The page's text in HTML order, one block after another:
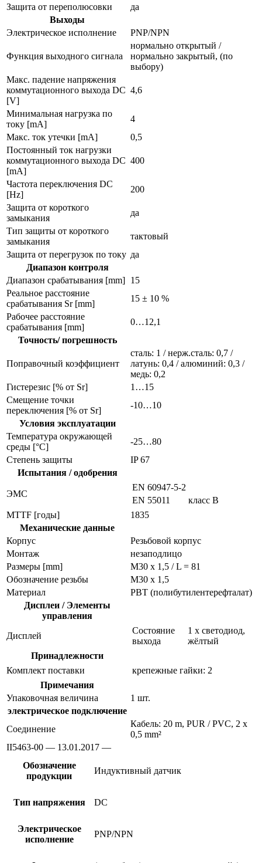
Защита от переполюсовки
да
Выходы
Электрическое исполнение
PNP/NPN
Функция выходного сигнала
нормально открытый /
нормально закрытый, (по
выбору)
Макс. падение напряжения
коммутационного выхода DC
[V]
4,6
Минимальная нагрузка по
току [mA]
4
Макс. ток утечки [mA]
0,5
Постоянный ток нагрузки
коммутационного выхода DC
[mA]
400
Частота переключения DC
[Hz]
200
Защита от короткого
замыкания
да
Тип защиты от короткого
замыкания
тактовый
Защита от перегрузок по току да
Диапазон контроля
Диапазон срабатывания [mm] 15
Реальное расстояние
срабатывания Sr [mm]
15 ± 10 %
Рабочее расстояние
срабатывания [mm]
0…12,1
Точность/ погрешность
Поправочный коэффициент
сталь: 1 / нерж.сталь: 0,7 /
латунь: 0,4 / алюминий: 0,3 /
медь: 0,2
Гистерезис [% от Sr]
1…15
Смещение точки
переключения [% от Sr]
-10…10
Условия эксплуатации
Температура окружающей
среды [°C]
-25…80
Степень защиты
IP 67
Испытания / одобрения
ЭMC
EN 60947-5-2
EN 55011
класс B
MTTF [годы]
1835
Механические данные
Корпус
Резьбовой корпус
Монтаж
незаподлицо
Размеры [mm]
M30 x 1,5 / L = 81
Обозначение резьбы
M30 x 1,5
Материал
PBT (полибутилентерефталат)
Дисплеи / Элементы
управления
Дисплей
Состояние
выхода
1 x светодиод,
жёлтый
Принадлежности
Комплект поставки
крепежные гайки: 2
Примечания
Упаковочная величина
1 шт.
электрическое подключение
Соединение
Кабель: 20 m, PUR / PVC, 2 x
0,5 mm²
II5463-00 — 13.01.2017 —
Обозначение
продукции
Индуктивный датчик
Тип напряжения DC
Электрическое
исполнение
PNP/NPN